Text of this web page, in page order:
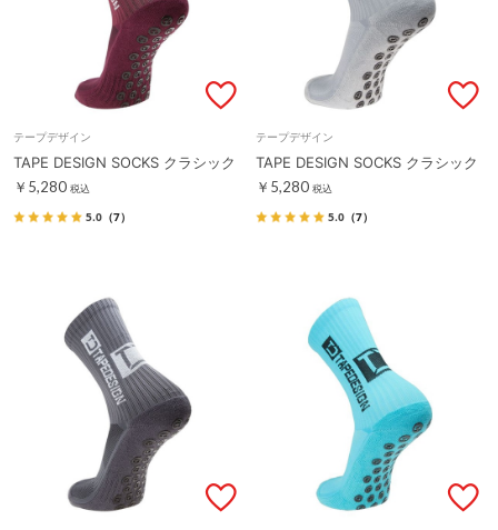
テープデザイン
TAPE DESIGN SOCKS クラシック
￥5,280 税込
5.0 （7）
テープデザイン
TAPE DESIGN SOCKS クラシック
￥5,280 税込
5.0 （7）